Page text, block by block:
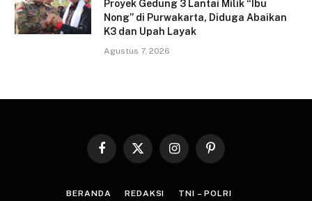
Proyek Gedung 3 Lantai Milik “Ibu
Nong” di Purwakarta, Diduga Abaikan
K3 dan Upah Layak
Agustus 7, 2026
Facebook
X
InstagramPinterest
BERANDA REDAKSI TNI – POLRI